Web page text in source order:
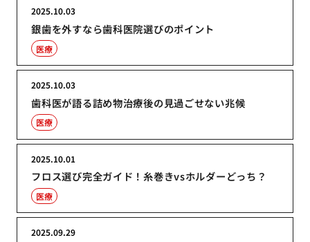
銀歯を外すなら歯科医院選びのポイント
2025.10.03
医療
歯科医が語る詰め物治療後の見過ごせない兆候
2025.10.03
医療
フロス選び完全ガイド！糸巻きvsホルダーどっち？
2025.10.01
医療
2025.09.29